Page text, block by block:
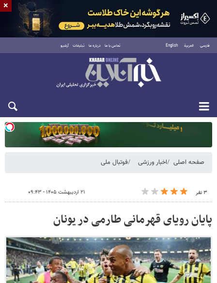
فارسی العربية English تماس با ما درباره ما تبلیغات آرشیو
دوشنبه ۱۹ مرداد ۱۴۰۵
صفحه اصلی اخبار ورزشی فوتبال ملی
۳ نفر ۲۱ اردیبهشت ۱۴۰۵ - ۰۹:۴۳
پایان رویای قهرمانی طارمی در یونان
×